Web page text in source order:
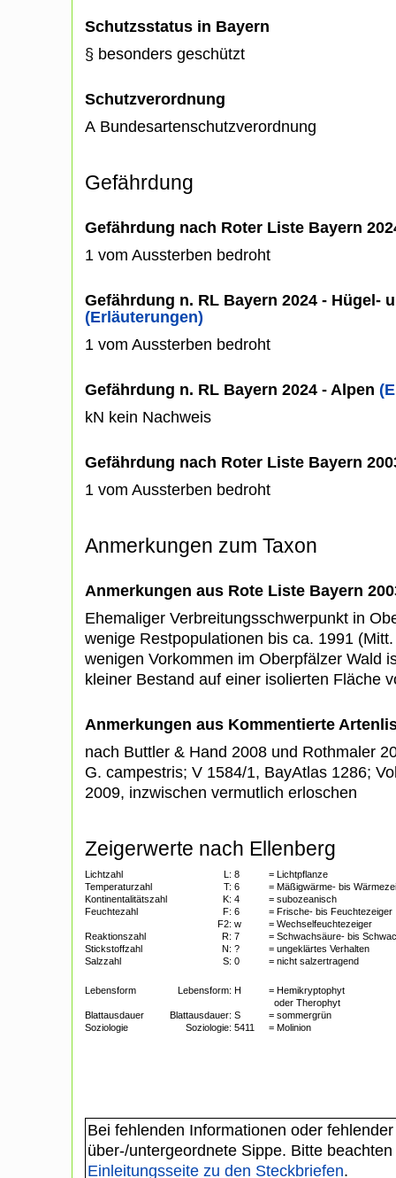
Schutzsstatus in Bayern
§ besonders geschützt
Schutzverordnung
A Bundesartenschutzverordnung
Gefährdung
Gefährdung nach Roter Liste Bayern
1 vom Aussterben bedroht
Gefährdung n. RL Bayern 2024 - Hügel-
(Erläuterungen)
1 vom Aussterben bedroht
Gefährdung n. RL Bayern 2024 - Alpen
kN kein Nachweis
Gefährdung nach Roter Liste Bayern
1 vom Aussterben bedroht
Anmerkungen zum Taxon
Anmerkungen aus Rote Liste Bayern
Ehemaliger Verbreitungsschwerpunkt in
wenige Restpopulationen bis ca. 1991
wenigen Vorkommen im Oberpfälzer Wald
kleiner Bestand auf einer isolierten Fläche
Anmerkungen aus Kommentierte
nach Buttler & Hand 2008 und Rothmaler
G. campestris; V 1584/1, BayAtlas 1286;
2009, inzwischen vermutlich erloschen
Zeigerwerte nach Ellenberg
Lichtzahl L: 8
= Lichtpflanze
Temperaturzahl
T: 6
= Mäßigwärme- bis
Kontinentalitätszahl
K: 4
= subozeanisch
Feuchtezahl
F: 6
= Frische- bis Feuchtezeiger
F2: w
= Wechselfeuchtezeiger
Reaktionszahl
R: 7
= Schwachsäure- bis
Stickstoffzahl
N: ?
= ungeklärtes Verhalten
Salzzahl
S: 0 = nicht salzertragend
Lebensform Lebensform: H
= Hemikryptophyt
oder Therophyt
Blattausdauer
Blattausdauer: S
= sommergrün
Soziologie
Soziologie: 5411 = Molinion
Bei fehlenden Informationen oder
über-/untergeordnete Sippe. Bitte
Einleitungsseite zu den Steckbriefen.